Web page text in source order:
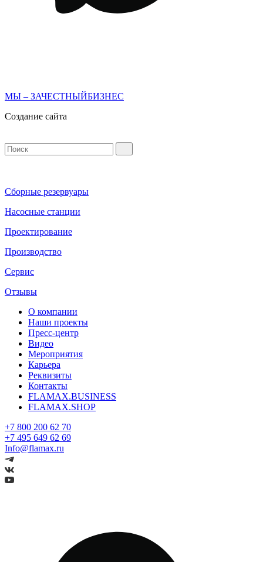
МЫ – ЗАЧЕСТНЫЙБИЗНЕС
Создание сайта
Сборные резервуары
Насосные станции
Проектирование
Производство
Сервис
Отзывы
О компании
Наши проекты
Пресс-центр
Видео
Мероприятия
Карьера
Реквизиты
Контакты
FLAMAX.BUSINESS
FLAMAX.SHOP
+7 800 200 62 70
+7 495 649 62 69
Info@flamax.ru